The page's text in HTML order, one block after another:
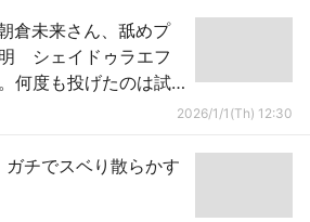
倉未来さん、舐めプ
シェイドゥラエフ
何度も投げたのは試
2026/1/1(Th) 12:30
ガチでスベり散らかす